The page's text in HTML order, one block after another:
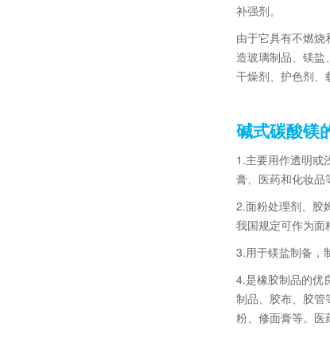
补强剂。
由于它具有不燃
造玻璃制品、镁盐
干燥剂、护色剂、
碱式碳酸镁
1.主要用作透明或
膏、医药和化妆品
2.面粉处理剂、胶
我国规定可作为面
3.用于镁盐制备，
4.是橡胶制品的优
制品、胶布、胶管
粉、修面膏等。医